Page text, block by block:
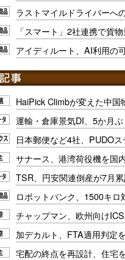
ラストマイルドライバーへ
「スマート」2社連携で貨
アイディルート、AI利用の
HaiPick Climbが変えた中国
運輸・倉庫景気DI、5か月
日本郵便など4社、PUDO
サナース、港湾荷役機を国
TSR、円安関連倒産が7月
ロボットバンク、1500キロ
チャップマン、欧州向け
加デカルト、FTA適用判定
宅配の終点を再設計、住宅